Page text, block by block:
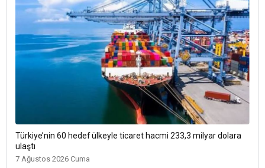
Türkiye’nin 60 hedef ülkeyle ticaret hacmi 233,3 milyar dolara
ulaştı
7 Ağustos 2026 Cuma